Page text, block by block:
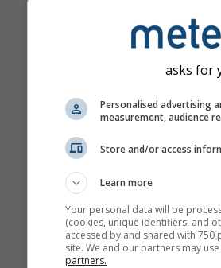
asks for
Personalised advertising
measurement, audience
Store and/or access
Learn more
Your personal data will be
(cookies, unique identifiers, and
accessed by and shared with
site. We and our partners may
partners.